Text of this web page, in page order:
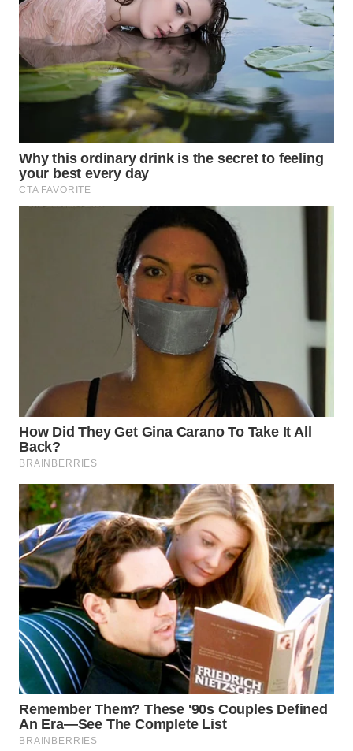
SOLO
WN
BOROBUDUR
WN
SURABAYA
LIKUPANG
WN
LABUANBAJO
WN
BORNEO
Wahana
Group
WAHANA
NEWS
WAHANA
TANI